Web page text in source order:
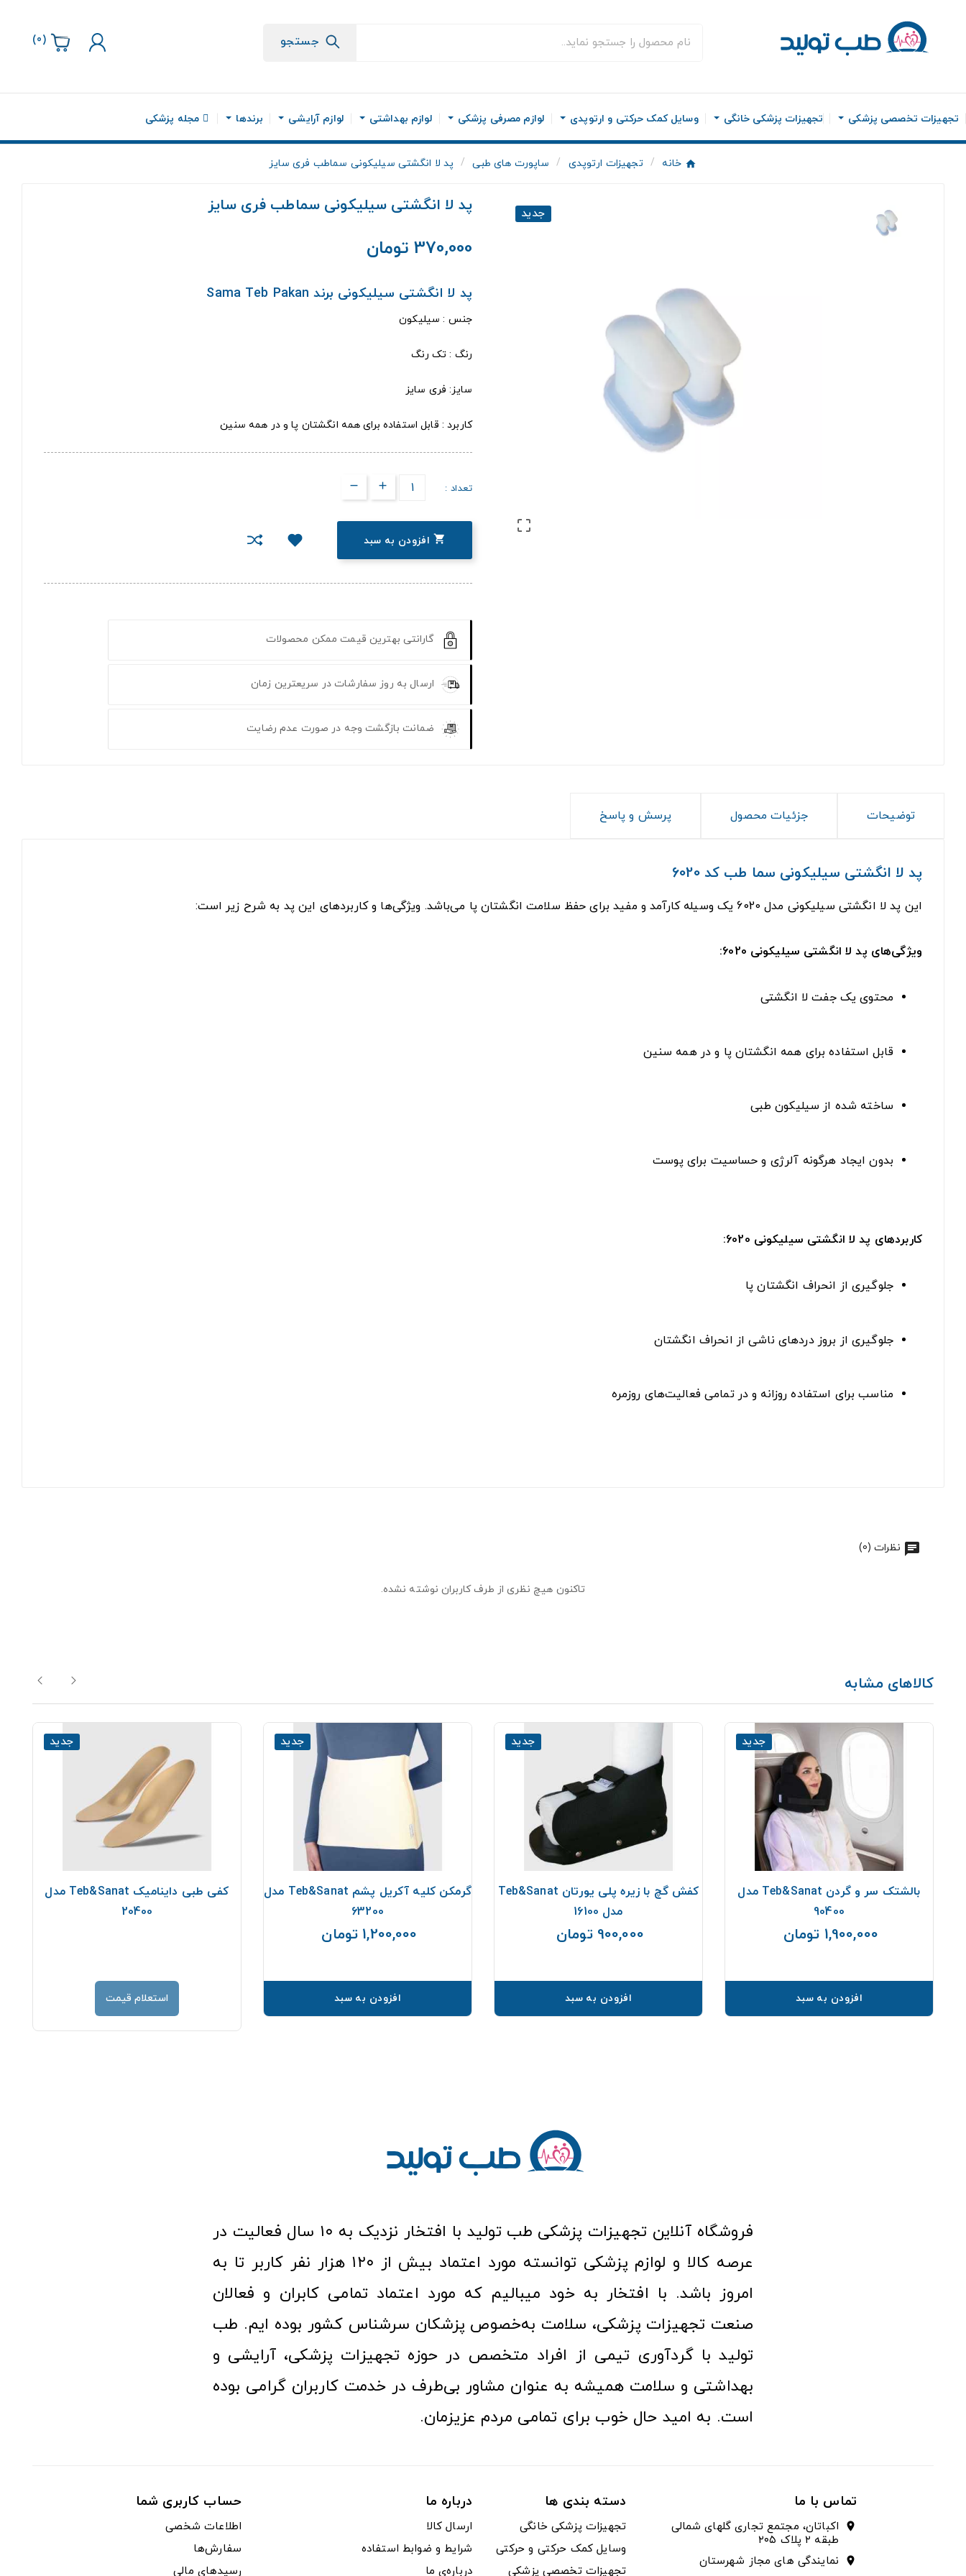
جستجو (
0
)
تجهیزات تخصصی پزشکی تجهیزات پزشکی خانگی وسایل کمک حرکتی و ارتوپدی لوازم مصرفی پزشکی لوازم بهداشتی لوازم آرایشی برندها مجله پزشکی
خانه تجهیزات ارتوپدی ساپورت های طبی پد لا انگشتی سیلیکونی سماطب فری سایز
جدید

پد لا انگشتی سیلیکونی سماطب فری سایز
370,000 تومان
پد لا انگشتی سیلیکونی برند Sama Teb Pakan
جنس : سیلیکون
رنگ : تک رنگ
سایز: فری سایز
کاربرد : قابل استفاده برای همه انگشتان پا و در همه سنین
تعداد :
 افزودن به سبد
گارانتی بهترین قیمت ممکن محصولات
ارسال به روز سفارشات در سریعترین زمان
ضمانت بازگشت وجه در صورت عدم رضایت
توضیحات جزئیات محصول پرسش و پاسخ
پد لا انگشتی سیلیکونی سما طب کد 6020
این پد لا انگشتی سیلیکونی مدل 6020 یک وسیله کارآمد و مفید برای حفظ سلامت انگشتان پا می‌باشد. ویژگی‌ها و کاربردهای این پد به شرح زیر است:
ویژگی‌های پد لا انگشتی سیلیکونی 6020:
محتوی یک جفت لا انگشتی
قابل استفاده برای همه انگشتان پا و در همه سنین
ساخته شده از سیلیکون طبی
بدون ایجاد هرگونه آلرژی و حساسیت برای پوست
کاربردهای پد لا انگشتی سیلیکونی 6020:
جلوگیری از انحراف انگشتان پا
جلوگیری از بروز دردهای ناشی از انحراف انگشتان
مناسب برای استفاده روزانه و در تمامی فعالیت‌های روزمره
نظرات (0)
تاکنون هیچ نظری از طرف کاربران نوشته نشده.
کالاهای مشابه
جدید
بالشتک سر و گردن Teb&Sanat مدل
90400
1,900,000 تومان
افزودن به سبد
جدید
کفش گچ با زیره پلی یورتان Teb&Sanat
مدل 16100
900,000 تومان
افزودن به سبد
جدید
گرمکن کلیه آکریل پشم Teb&Sanat مدل
63200
1,200,000 تومان
افزودن به سبد
جدید
کفی طبی داینامیک Teb&Sanat مدل
20400
استعلام قیمت
فروشگاه آنلاین تجهیزات پزشکی طب تولید با افتخار نزدیک به ۱۰ سال فعالیت در
عرصه کالا و لوازم پزشکی توانسته مورد اعتماد بیش از ۱۲۰ هزار نفر کاربر تا به
امروز باشد. با افتخار به خود میبالیم که مورد اعتماد تمامی کابران و فعالان
صنعت تجهیزات پزشکی، سلامت به‌خصوص پزشکان سرشناس کشور بوده ایم. طب
تولید با گردآوری تیمی از افراد متخصص در حوزه تجهیزات پزشکی، آرایشی و
بهداشتی و سلامت همیشه به عنوان مشاور بی‌طرف در خدمت کاربران گرامی بوده
است. به امید حال خوب برای تمامی مردم عزیزمان.
تماس با ما
location_on
اکباتان، مجتمع تجاری گلهای شمالی
طبقه ۲ پلاک ۲۰۵
location_on
نمایندگی های مجاز شهرستان
دسته بندی ها
تجهیزات پزشکی خانگی
وسایل کمک حرکتی و حرکتی
تجهیزات تخصصی پزشکی
درباره ما
ارسال کالا
شرایط و ضوابط استفاده
درباره‌ی ما
حساب کاربری شما
اطلاعات شخصی
سفارش‌ها
رسیدهای مالی